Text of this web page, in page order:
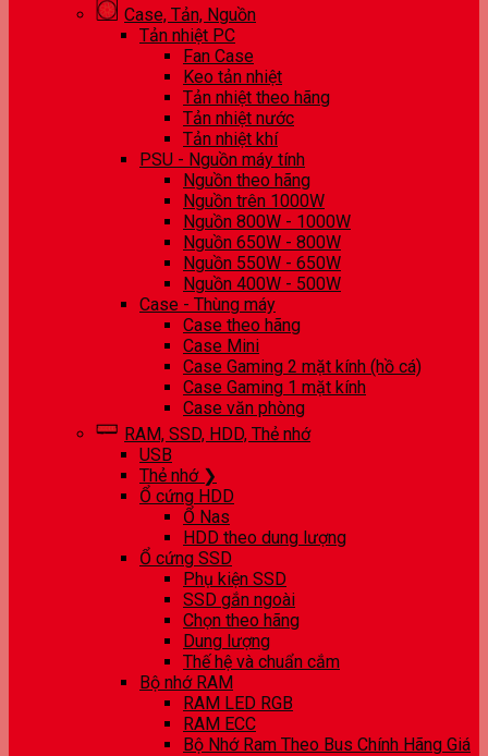
Case, Tản, Nguồn
Tản nhiệt PC
Fan Case
Keo tản nhiệt
Tản nhiệt theo hãng
Tản nhiệt nước
Tản nhiệt khí
PSU - Nguồn máy tính
Nguồn theo hãng
Nguồn trên 1000W
Nguồn 800W - 1000W
Nguồn 650W - 800W
Nguồn 550W - 650W
Nguồn 400W - 500W
Case - Thùng máy
Case theo hãng
Case Mini
Case Gaming 2 mặt kính (hồ cá)
Case Gaming 1 mặt kính
Case văn phòng
RAM, SSD, HDD, Thẻ nhớ
USB
Thẻ nhớ ❯
Ổ cứng HDD
Ổ Nas
HDD theo dung lượng
Ổ cứng SSD
Phụ kiện SSD
SSD gắn ngoài
Chọn theo hãng
Dung lượng
Thế hệ và chuẩn cắm
Bộ nhớ RAM
RAM LED RGB
RAM ECC
Bộ Nhớ Ram Theo Bus Chính Hãng Giá